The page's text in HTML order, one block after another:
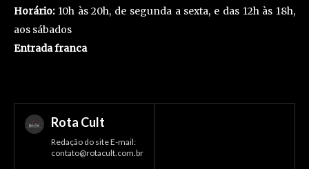
Horário:10h às 20h, de segunda a sexta, e das 12h às 18h,
aos sábados
Entrada franca
Rota Cult
Redação do site E-mail:
contato@rotacult.com.br